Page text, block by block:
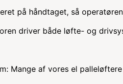
på håndtaget, så
driver både løfte- og
Mange af vores el